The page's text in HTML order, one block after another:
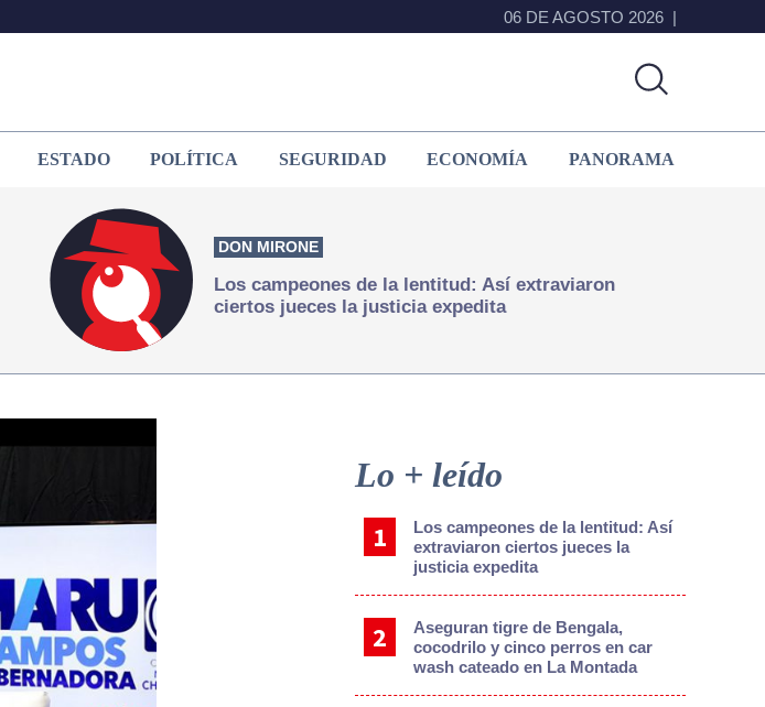
06 DE AGOSTO 2026
ESTADO POLÍTICA SEGURIDAD ECONOMÍA PANORAMA
DON MIRONE
Los campeones de la lentitud: Así extraviaron
ciertos jueces la justicia expedita
Sidebar
Lo + leído
Los campeones de la lentitud: Así
extraviaron ciertos jueces la
justicia expedita
Aseguran tigre de Bengala,
cocodrilo y cinco perros en car
wash cateado en La Montada